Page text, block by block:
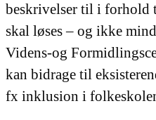
beskrivelser til i forhold
skal løses – og ikke
Videns-og
kan bidrage til
fx inklusion i